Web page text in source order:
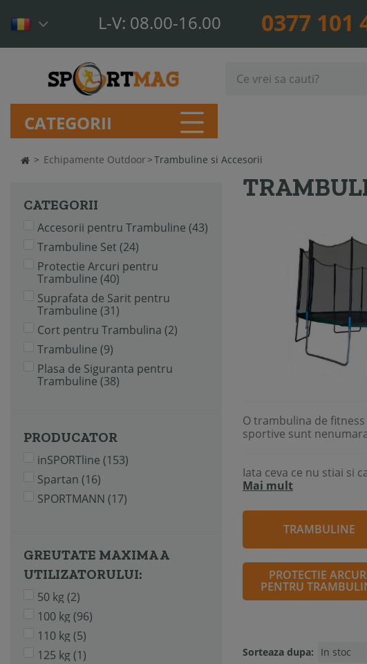
L-V: 08.00-16.00 0377 101
CATEGORII
> Echipamente Outdoor>Trambuline si Accesorii
CATEGORII
Accesorii pentru Trambuline (43)
Trambuline Set (24)
Protectie Arcuri pentru
Trambuline (40)
Suprafata de Sarit pentru
Trambuline (31)
Cort pentru Trambulina (2)
Trambuline (9)
Plasa de Siguranta pentru
Trambuline (38)
PRODUCATOR
inSPORTline (153)
Spartan (16)
SPORTMANN (17)
GREUTATE MAXIMA A
UTILIZATORULUI:
50 kg(2)
100 kg(96)
110 kg(5)
125 kg(1)
O trambulina de
sportive sunt
Iata ceva ce nu stiai si
Mai mult
TRAMBULINE
PROTECTIE
PENTRU
Sorteaza dupa: